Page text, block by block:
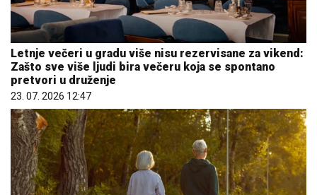
Letnje večeri u gradu više nisu rezervisane za vikend:
Zašto sve više ljudi bira večeru koja se spontano
pretvori u druženje
23. 07. 2026 12:47